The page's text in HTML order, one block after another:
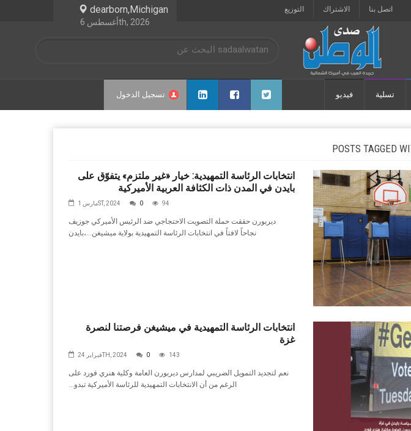
dearborn,Michigan
أغسطس 6th, 2026
اتصل بنا الاشتراك التوزيع
تسجيل الدخول تسلية فيديو
انتخابات الرئاسة التمهيدية: خيار «غير ملتزم» يتفوّق على
بايدن في المدن ذات الكثافة العربية الأميركية
مارس 1ST, 2024 0 94
‬غزة
فبراير 24TH, 2024 0 143
‬الرغم‭ ‬من‭ ‬أن‭ ‬الانتخابات‭ ‬التمهيدية‭ ‬للرئاسة‭ ‬الأميركية‭ ‬تبدو‭...